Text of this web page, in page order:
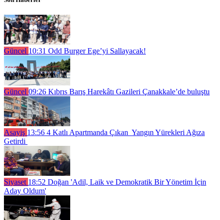
Güncel 10:31 Odd Burger Ege’yi Sallayacak!
Güncel 09:26 Kıbrıs Barış Harekâtı Gazileri Çanakkale’de buluştu
Asayiş 13:56 4 Katlı Apartmanda Çıkan Yangın Yürekleri Ağıza
Getirdi
Siyaset 18:52 Doğan 'Adil, Laik ve Demokratik Bir Yönetim İçin
Aday Oldum'